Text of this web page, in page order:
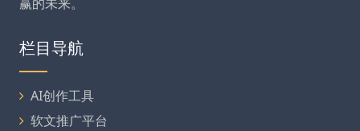
栏目导航
AI创作工具
软文推广平台